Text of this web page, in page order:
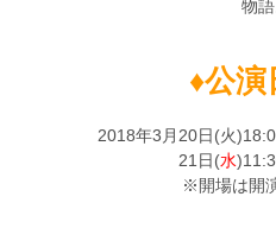
物語
♦公演
2018年3月
21日(水
※開場は開演